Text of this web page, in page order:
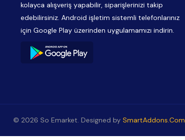
kolayca alışveriş yapabilir, siparişlerinizi takip
edebilirsiniz. Android işletim sistemli telefonlarınız
için Google Play üzerinden uygulamamızı indirin.
© 2026 So Emarket. Designed by SmartAddons.Com